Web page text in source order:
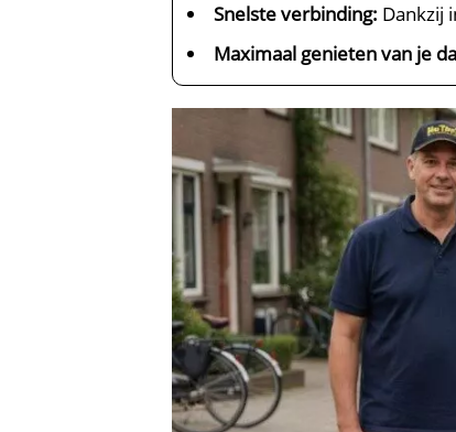
Snelste verbinding: Dankzij
Maximaal genieten van je